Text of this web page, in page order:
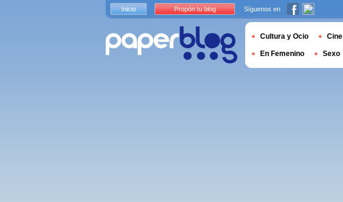
Inicio Propón tu blog Síguenos en
Cultura y Ocio Cine
En Femenino Sexo